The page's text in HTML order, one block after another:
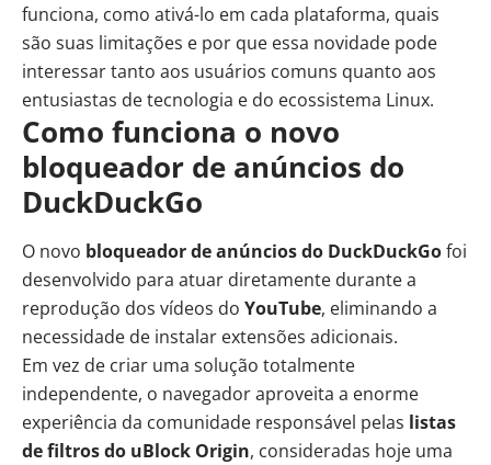
funciona, como ativá-lo em cada plataforma, quais
são suas limitações e por que essa novidade pode
interessar tanto aos usuários comuns quanto aos
entusiastas de tecnologia e do ecossistema Linux.
Como funciona o novo
bloqueador de anúncios do
DuckDuckGo
O novo bloqueador de anúncios do DuckDuckGofoi
desenvolvido para atuar diretamente durante a
reprodução dos vídeos do YouTube, eliminando a
necessidade de instalar extensões adicionais.
Em vez de criar uma solução totalmente
independente, o navegador aproveita a enorme
experiência da comunidade responsável pelas listas
de filtros do uBlock Origin, consideradas hoje uma